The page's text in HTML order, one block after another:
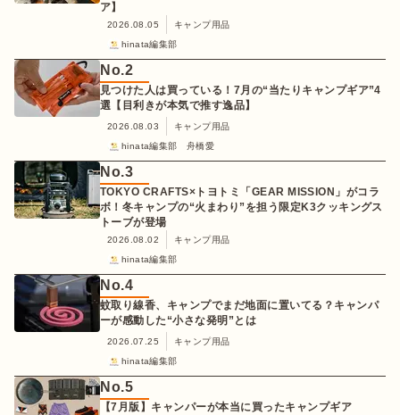
ア】
2026.08.05
キャンプ用品
hinata編集部
No.2
見つけた人は買っている！7月の“当たりキャンプギア”4
選【目利きが本気で推す逸品】
2026.08.03
キャンプ用品
hinata編集部 舟橋愛
No.3
TOKYO CRAFTS×トヨトミ「GEAR MISSION」がコラ
ボ！冬キャンプの“火まわり”を担う限定K3クッキングス
トーブが登場
2026.08.02
キャンプ用品
hinata編集部
No.4
蚊取り線香、キャンプでまだ地面に置いてる？キャンパ
ーが感動した“小さな発明”とは
2026.07.25
キャンプ用品
hinata編集部
No.5
【7月版】キャンパーが本当に買ったキャンプギア